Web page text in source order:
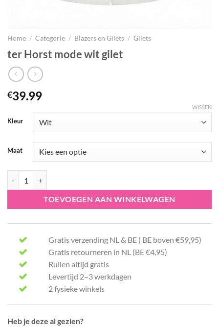
Home / Categorie / Blazers en Gilets / Gilets
ter Horst mode wit gilet
€39.99
Kleur
Maat
WISSEN
TOEVOEGEN AAN WINKELWAGEN
Gratis verzending NL & BE ( BE boven €59,95)
Gratis retourneren in NL (BE €4,95)
Ruilen altijd gratis
Levertijd 2–3 werkdagen
2 fysieke winkels
Heb je deze al gezien?